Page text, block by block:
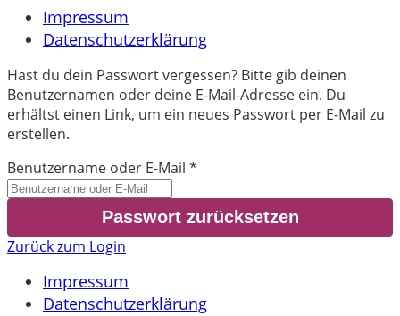
Impressum
Datenschutzerklärung
Hast du dein Passwort vergessen? Bitte gib deinen
Benutzernamen oder deine E-Mail-Adresse ein. Du
erhältst einen Link, um ein neues Passwort per E-Mail zu
erstellen.
Benutzername oder E-Mail *
Zurück zum Login
Impressum
Datenschutzerklärung